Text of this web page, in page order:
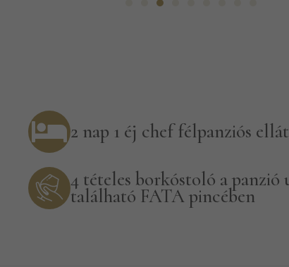
2 nap 1 éj chef félpanziós
4 tételes borkóstoló a panzió
található FATA pincében